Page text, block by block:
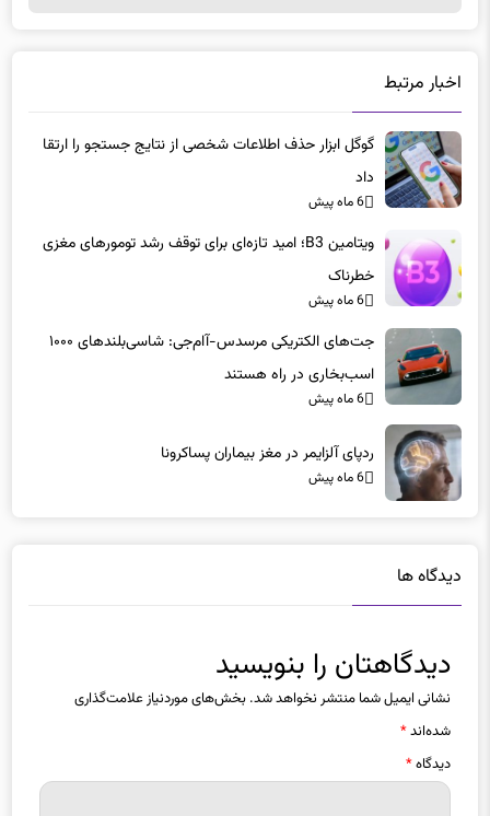
اخبار مرتبط
گوگل ابزار حذف اطلاعات شخصی از نتایج جستجو را ارتقا
داد
6 ماه پیش
ویتامین B3؛ امید تازه‌ای برای توقف رشد تومورهای مغزی
خطرناک
6 ماه پیش
جت‌های الکتریکی مرسدس-آام‌جی: شاسی‌بلندهای ۱۰۰۰
اسب‌بخاری در راه هستند
6 ماه پیش
ردپای آلزایمر در مغز بیماران پساکرونا
6 ماه پیش
دیدگاه ها
دیدگاهتان را بنویسید
نشانی ایمیل شما منتشر نخواهد شد. بخش‌های موردنیاز علامت‌گذاری
شده‌اند*
دیدگاه*